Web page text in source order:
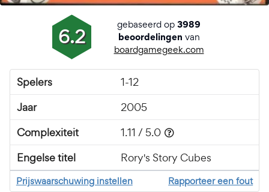
6.2
gebaseerd op 3989
beoordelingen van
boardgamegeek.com
Spelers
1-12
Jaar
2005
Complexiteit
1.11 / 5.0
Engelse titel
Rory's Story Cubes
Prijswaarschuwing instellen Rapporteer een fout